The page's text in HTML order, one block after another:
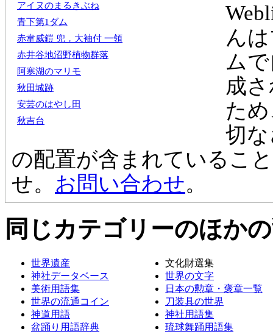
アイヌのまるきぶね
青下第1ダム
赤韋威鎧 兜，大袖付 一領
赤井谷地沼野植物群落
阿寒湖のマリモ
秋田城跡
安芸のはやし田
秋吉台
ん
ム
成
た
切
の配置が含まれているこ
せ。 お問い合わせ。
同じカテゴリーのほか
世界遺産
神社データベース
美術用語集
世界の流通コイン
神道用語
盆踊り用語辞典
文化財選集
世界の文字
日本の勲章・褒章一覧
刀装具の世界
神社用語集
琉球舞踊用語集